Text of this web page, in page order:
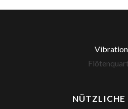
NÜTZLICHE